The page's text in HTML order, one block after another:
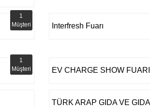
1
Müşteri
Interfresh Fuarı
1
Müşteri
EV CHARGE SHOW FUARI
TÜRK ARAP GIDA VE GIDA